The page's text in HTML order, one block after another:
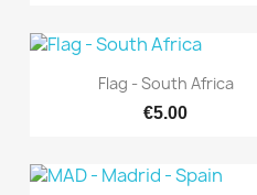
Quick view
Flag - South Africa
€5.00